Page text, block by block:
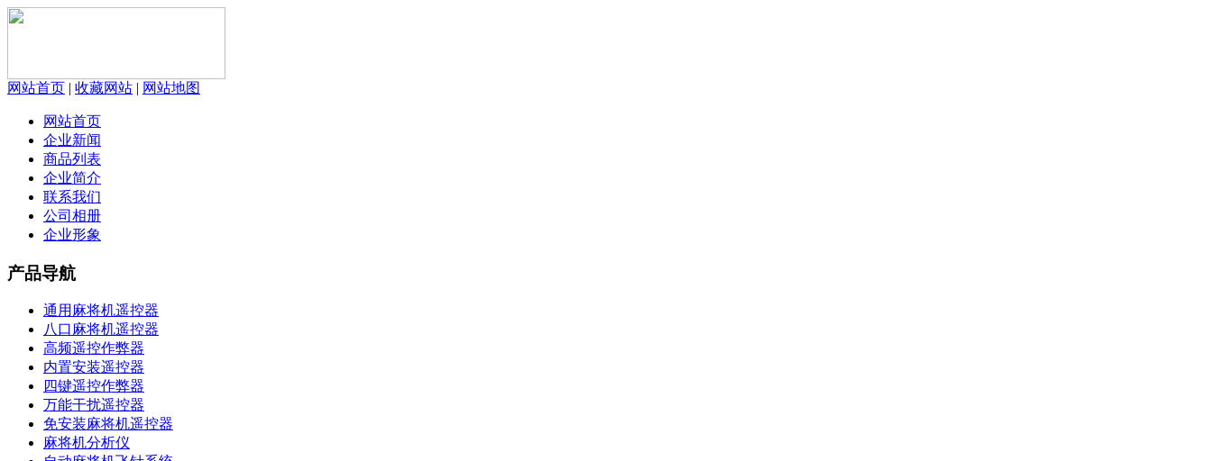
网站首页 | 收藏网站 | 网站地图
网站首页
企业新闻
商品列表
企业简介
联系我们
公司相册
企业形象
产品导航
通用麻将机遥控器
八口麻将机遥控器
高频遥控作弊器
内置安装遥控器
四键遥控作弊器
万能干扰遥控器
免安装麻将机遥控器
麻将机分析仪